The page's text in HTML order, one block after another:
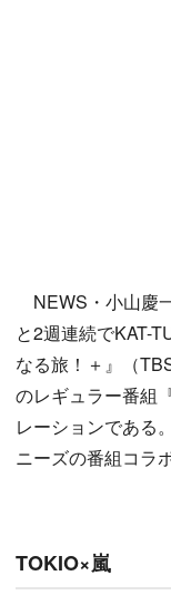
NEWS・小山慶
と2週連続でKAT-
なる旅！＋』（
のレギュラー番組
レーションである
ニーズの番組コラ
TOKIO×嵐